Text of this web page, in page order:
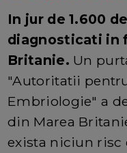
In jur de 1.600
diagnosticati in
Britanie. Un
"Autoritatii
Embriologie" a
din Marea
exista niciun risc